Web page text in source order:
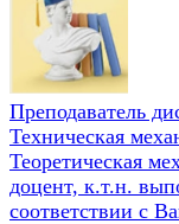
Преподаватель
Техническая
Теоретическая
доцент, к.т.н.
соответствии с